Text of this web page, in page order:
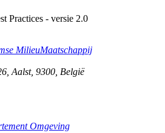
Practices - versie 2.0
MilieuMaatschappij
Aalst, 9300 België
Omgeving